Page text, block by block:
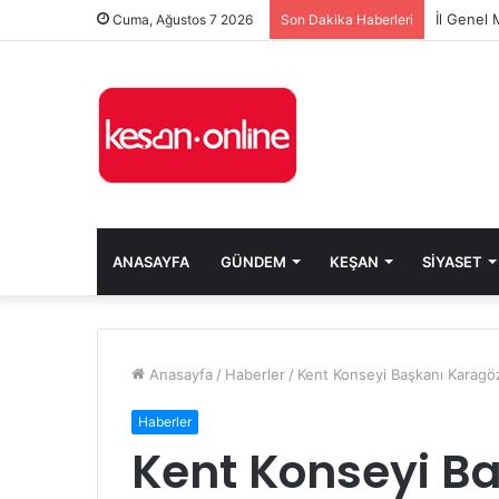
Cuma, Ağustos 7 2026 Son Dakika Haberleri
ANASAYFA GÜNDEM KEŞAN SIYASET
Anasayfa / Haberler / Kent Konseyi Başkanı
Haberler
Kent Konseyi